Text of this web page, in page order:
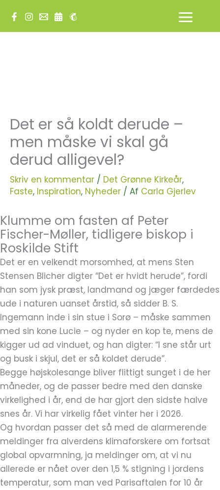
indholdet
Det er så koldt derude –
men måske vi skal gå
derud alligevel?
Skriv en kommentar / Det Grønne Kirkeår,
Faste, Inspiration, Nyheder / Af Carla Gjerlev
Klumme om fasten af Peter
Fischer-Møller, tidligere biskop i
Roskilde Stift
Det er en velkendt morsomhed, at mens Sten
Stensen Blicher digter “Det er hvidt herude”, fordi
han som jysk præst, landmand og jæger færdedes
ude i naturen uanset årstid, så sidder B. S.
Ingemann inde i sin stue i Sorø – måske sammen
med sin kone Lucie – og nyder en kop te, mens de
kigger ud ad vinduet, og han digter: “I sne står urt
og busk i skjul, det er så koldet derude”.
Begge højskolesange bliver flittigt sunget i de her
måneder, og de passer bedre med den danske
virkelighed i år, end de har gjort den sidste halve
snes år. Vi har virkelig fået vinter her i 2026.
Og hvordan passer det så med de alarmerende
meldinger fra alverdens klimaforskere om fortsat
global opvarmning, ja meldinger om, at vi nu
allerede er nået over den 1,5 % stigning i jordens
temperatur, som man ved Parisaftalen for 10 år